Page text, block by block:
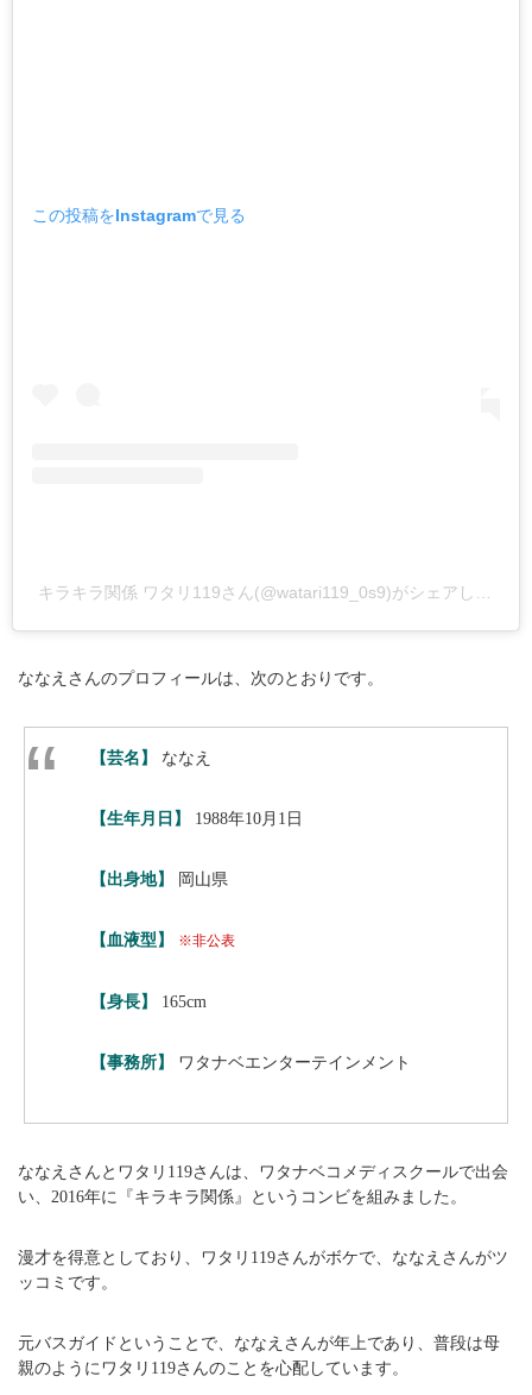
この投稿をInstagramで見る
ななえさんのプロフィールは、次のとおりです。
【芸名】 ななえ
【生年月日】 1988年10月1日
【出身地】 岡山県
【血液型】 ※非公表
【身長】 165cm
【事務所】 ワタナベエンターテインメント
ななえさんとワタリ119さんは、ワタナベコメディスクールで出会
い、2016年に『キラキラ関係』というコンビを組みました。
漫才を得意としており、ワタリ119さんがボケで、ななえさんがツ
ッコミです。
元バスガイドということで、ななえさんが年上であり、普段は母
親のようにワタリ119さんのことを心配しています。